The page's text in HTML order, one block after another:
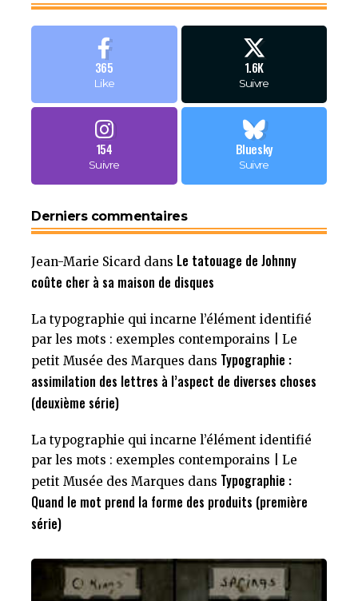
365
Like
1.6K
Suivre
154
Suivre
Bluesky
Suivre
Derniers commentaires
Jean-Marie Sicard dans Le tatouage de Johnny
coûte cher à sa maison de disques
La typographie qui incarne l’élément identifié
par les mots : exemples contemporains | Le
petit Musée des Marques dans Typographie :
assimilation des lettres à l’aspect de diverses choses
(deuxième série)
La typographie qui incarne l’élément identifié
par les mots : exemples contemporains | Le
petit Musée des Marques dans Typographie :
Quand le mot prend la forme des produits (première
série)